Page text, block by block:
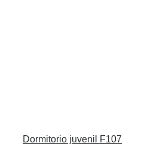
Dormitorio juvenil F107